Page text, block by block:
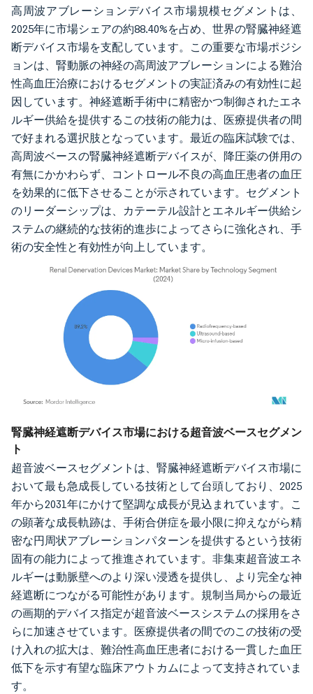
高周波アブレーションデバイス市場規模セグメントは、
2025年に市場シェアの約88.40%を占め、世界の腎臓神経遮
断デバイス市場を支配しています。この重要な市場ポジシ
ョンは、腎動脈の神経の高周波アブレーションによる難治
性高血圧治療におけるセグメントの実証済みの有効性に起
因しています。神経遮断手術中に精密かつ制御されたエネ
ルギー供給を提供するこの技術の能力は、医療提供者の間
で好まれる選択肢となっています。最近の臨床試験では、
高周波ベースの腎臓神経遮断デバイスが、降圧薬の併用の
有無にかかわらず、コントロール不良の高血圧患者の血圧
を効果的に低下させることが示されています。セグメント
のリーダーシップは、カテーテル設計とエネルギー供給シ
ステムの継続的な技術的進歩によってさらに強化され、手
術の安全性と有効性が向上しています。
画像 © Mordor Intelligence。再利用にはCC BY 4.0の表示が必要です。
腎臓神経遮断デバイス市場における超音波ベースセグメン
ト
超音波ベースセグメントは、腎臓神経遮断デバイス市場に
おいて最も急成長している技術として台頭しており、2025
年から2031年にかけて堅調な成長が見込まれています。こ
の顕著な成長軌跡は、手術合併症を最小限に抑えながら精
密な円周状アブレーションパターンを提供するという技術
固有の能力によって推進されています。非集束超音波エネ
ルギーは動脈壁へのより深い浸透を提供し、より完全な神
経遮断につながる可能性があります。規制当局からの最近
の画期的デバイス指定が超音波ベースシステムの採用をさ
らに加速させています。医療提供者の間でのこの技術の受
け入れの拡大は、難治性高血圧患者における一貫した血圧
低下を示す有望な臨床アウトカムによって支持されていま
す。